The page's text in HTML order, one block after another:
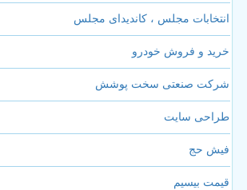
انتخابات مجلس ، کاندیدای مجلس
خرید و فروش خودرو
شرکت صنعتی سخت پوشش
طراحی سایت
فیش حج
قیمت بیسیم